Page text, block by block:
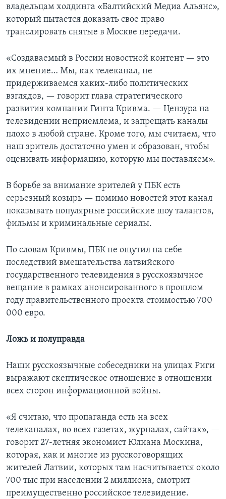
владельцам холдинга «Балтийский Медиа Альянс»,
который пытается доказать свое право
транслировать снятые в Москве передачи.
«Создаваемый в России новостной контент — это
их мнение… Мы, как телеканал, не
придерживаемся каких-либо политических
взглядов, — говорит глава стратегического
развития компании Гинта Кривма. — Цензура на
телевидении неприемлема, и запрещать каналы
плохо в любой стране. Кроме того, мы считаем, что
наш зритель достаточно умен и образован, чтобы
оценивать информацию, которую мы поставляем».
В борьбе за внимание зрителей у ПБК есть
серьезный козырь — помимо новостей этот канал
показывать популярные российские шоу талантов,
фильмы и криминальные сериалы.
По словам Кривмы, ПБК не ощутил на себе
последствий вмешательства латвийского
государственного телевидения в русскоязычное
вещание в рамках анонсированного в прошлом
году правительственного проекта стоимостью 700
000 евро.
Ложь и полуправда
Наши русскоязычные собеседники на улицах Риги
выражают скептическое отношение в отношении
всех сторон информационной войны.
«Я считаю, что пропаганда есть на всех
телеканалах, во всех газетах, журналах, сайтах», —
говорит 27-летняя экономист Юлиана Москина,
которая, как и многие из русскоговорящих
жителей Латвии, которых там насчитывается около
700 тыс при населении 2 миллиона, смотрит
преимущественно российское телевидение.